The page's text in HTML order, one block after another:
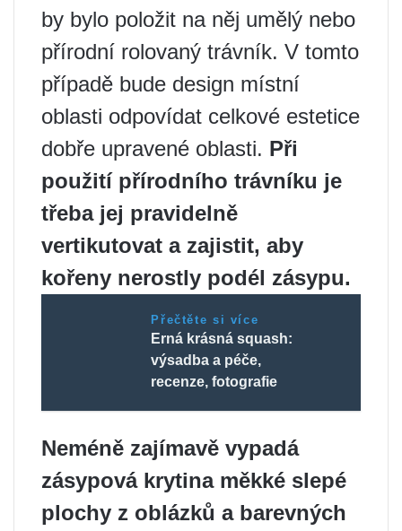
by bylo položit na něj umělý nebo
přírodní rolovaný trávník. V tomto
případě bude design místní
oblasti odpovídat celkové estetice
dobře upravené oblasti. Při
použití přírodního trávníku je
třeba jej pravidelně
vertikutovat a zajistit, aby
kořeny nerostly podél zásypu.
Přečtěte si více
Erná krásná squash:
výsadba a péče,
recenze, fotografie
Neméně zajímavě vypadá
zásypová krytina měkké slepé
plochy z oblázků a barevných